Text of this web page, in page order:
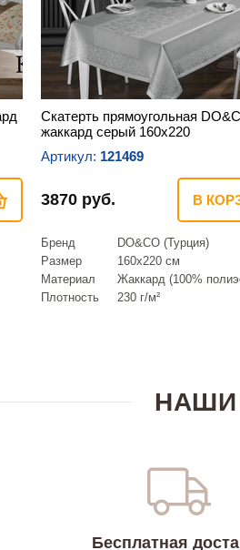
Скатерть прямоугольная
жаккард серый 160х220
Артикул: 121469
3870 руб. В
Бренд
DO&CO (Турция)
Размер
160х220 см
Материал
Жаккард (100%
Плотность
230 г/м²
НАШИ
Бесплатная